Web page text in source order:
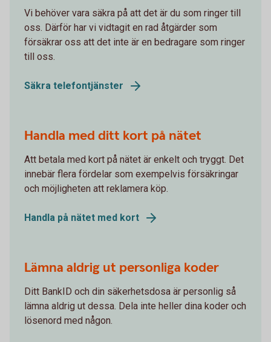
Vi behöver vara säkra på att det är du som ringer till
oss. Därför har vi vidtagit en rad åtgärder som
försäkrar oss att det inte är en bedragare som ringer
till oss.
Säkra telefontjänster
Handla med ditt kort på nätet
Att betala med kort på nätet är enkelt och tryggt. Det
innebär flera fördelar som exempelvis försäkringar
och möjligheten att reklamera köp.
Handla på nätet med kort
Lämna aldrig ut personliga koder
Ditt BankID och din säkerhetsdosa är personlig så
lämna aldrig ut dessa. Dela inte heller dina koder och
lösenord med någon.